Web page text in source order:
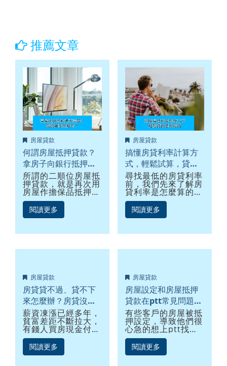
推薦文章
房屋貸款
何謂房屋抵押貸款？
拿房子向銀行抵押借
款利率、流程、管道
解析
所謂的二順位房屋抵
押貸款，就是再次用
房屋作擔保品抵押，
向銀行或金融機構、
融資公司借款，又稱
房屋二胎或二胎房
的成數都不同，審核
鑑價及所剩殘值去給
是利用房子做二次貸
款。雖然房屋抵押貸
款利率比較低(年利
率7%以下)，但借款
總金額高，而且有抵
押擔保，長期利息收
益就很驚人，因此各
家銀行、壽險、融資
或民間貸款，都很重
視房屋抵押貸款市
場。
閱讀更多
房屋貸款
搞懂房貸利率計算方
式，輕鬆試算，貸到
低利房貸
尋找最低的房貸利率
前，我們先來了解房
貸利率是怎麼算的，
現行銀行房貸利率，
大都是「指標利率」
+「加碼利率」，又
「指標利率」，是以
年或二年期的定期儲
此，部分銀行會將
「指標利率」稱為
「定儲利率指數」。
閱讀更多
房屋貸款
房貸貸不過、貸不下
來怎麼辦？房貸沒過
補救措施總整理
薪資凍漲已經多年，
貧富差距不斷拉大，
有錢人買房現金付
清，多數人則需精打
細算，現在房價這麼
高，關於房貸成數、
閱讀更多
房屋貸款
房屋設定和房屋抵押
貸款在ptt常見問題大
解析
有些客戶的房屋被抵
押設定，導致他們很
心急的想上ptt找人
求助，卻沒得到明確
的回覆，優利貸便常
收到這方面的詢問，
閱讀更多